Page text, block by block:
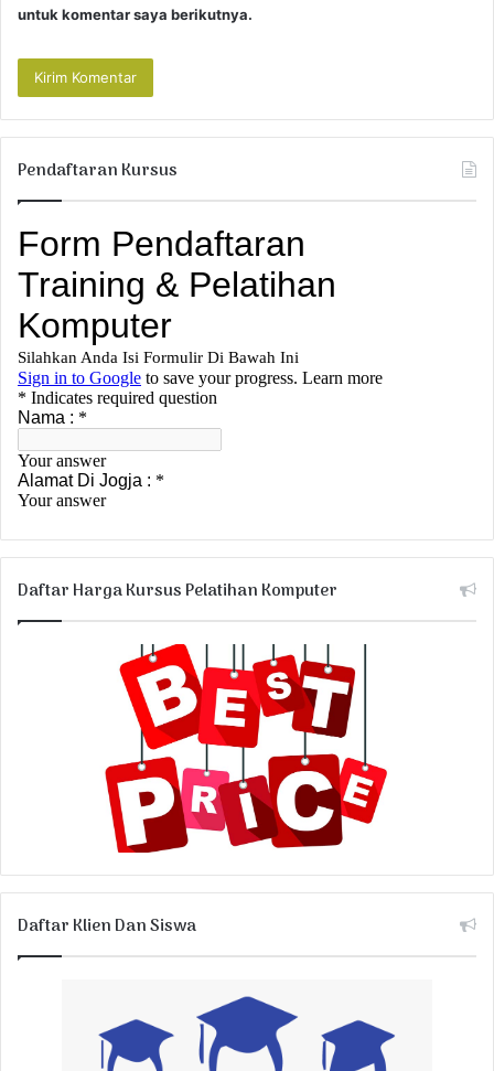
untuk komentar saya berikutnya.
Pendaftaran Kursus
Daftar Harga Kursus Pelatihan Komputer
Daftar Klien Dan Siswa